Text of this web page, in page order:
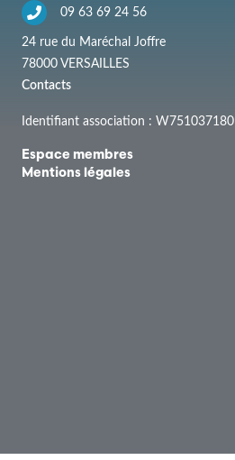
09 63 69 24 56
24 rue du Maréchal Joffre
78000 VERSAILLES
Contacts
Identifiant association : W751037180
Espace membres
Mentions légales